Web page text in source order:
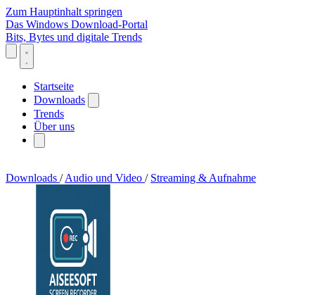
Zum Hauptinhalt springen
Das Windows Download-Portal
Bits, Bytes und digitale Trends
Startseite
Downloads
Trends
Über uns
Downloads / Audio und Video / Streaming & Aufnahme